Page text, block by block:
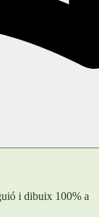
i dibuix 100% a